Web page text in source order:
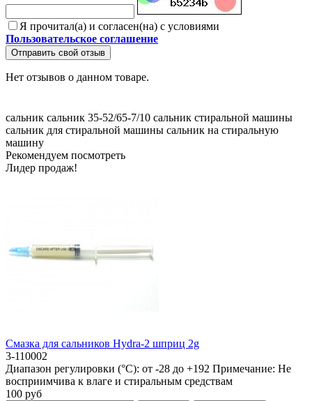
Я прочитал(а) и согласен(на) с условиями
Пользовательское соглашение
Отправить свой отзыв
Нет отзывов о данном товаре.
сальник сальник 35-52/65-7/10 сальник стиральной машины
сальник для стиральной машины сальник на стиральную
машину
Рекомендуем посмотреть
Лидер продаж!
Смазка для сальников Hydra-2 шприц 2g
3-110002
Диапазон регулировки (°C): от -28 до +192 Примечание: Не
восприимчива к влаге и стиральным средствам
100 руб